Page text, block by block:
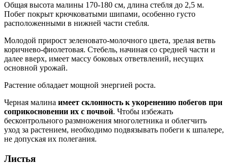
Общая высота малины 170-180 см, длина стебля до 2,5 м.
Побег покрыт крючковатыми шипами, особенно густо
расположенными в нижней части стебля.
Молодой прирост зеленовато-молочного цвета, зрелая ветвь
коричнево-фиолетовая. Стебель, начиная со средней части и
далее вверх, имеет массу боковых ответвлений, несущих
основной урожай.
Растение обладает мощной энергией роста.
Черная малина имеет склонность к укоренению побегов при
соприкосновении их с почвой. Чтобы избежать
бесконтрольного размножения многолетника и облегчить
уход за растением, необходимо подвязывать побеги к шпалере,
не допуская их полегания.
Листья